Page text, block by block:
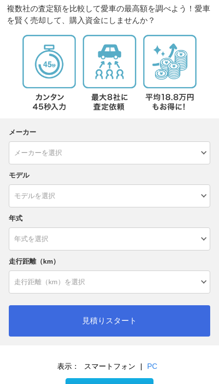
複数社の査定額を比較して愛車の最高額を調べよう！愛車
を賢く売却して、購入資金にしませんか？
メーカー
モデル
年式
走行距離（km）
見積りスタート
表示： スマートフォン | PC